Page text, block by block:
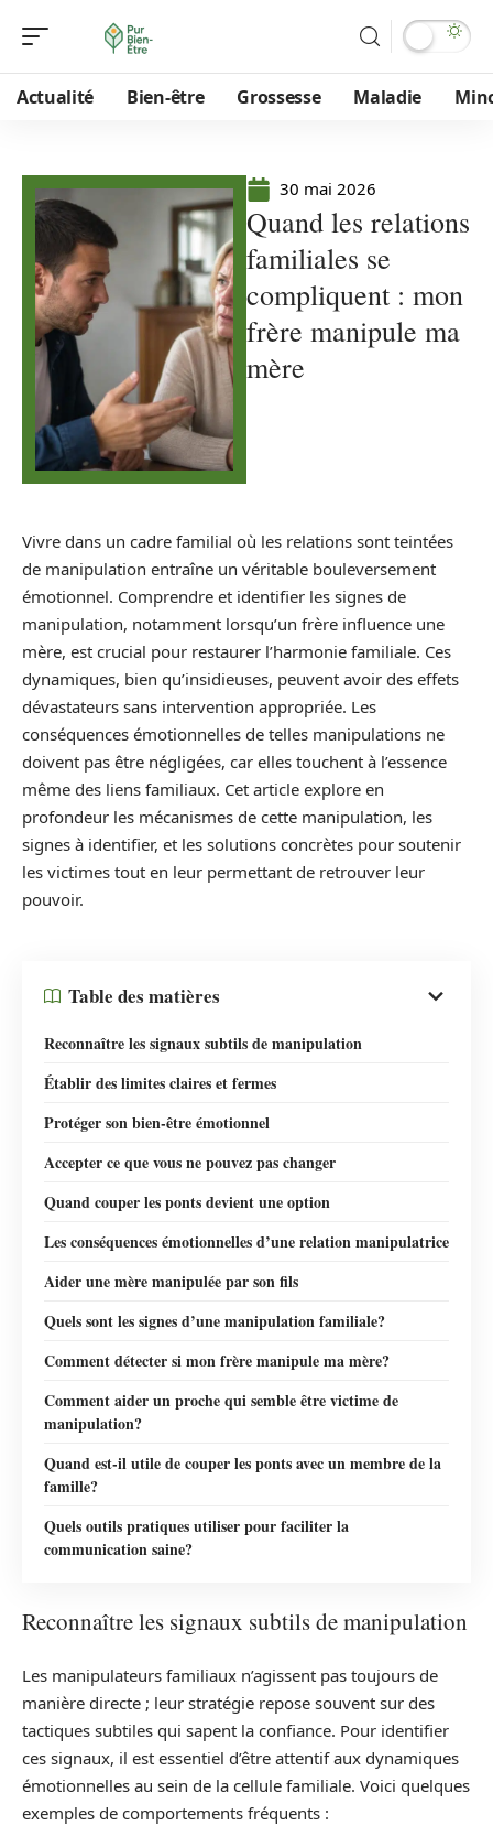
Actualité Bien-être Grossesse Maladie
30 mai 2026
Quand les relations
familiales se
compliquent : mon
frère manipule ma
mère
Vivre dans un cadre familial où les relations sont teintées
de manipulation entraîne un véritable bouleversement
émotionnel. Comprendre et identifier les signes de
manipulation, notamment lorsqu’un frère influence une
mère, est crucial pour restaurer l’harmonie familiale. Ces
dynamiques, bien qu’insidieuses, peuvent avoir des effets
dévastateurs sans intervention appropriée. Les
conséquences émotionnelles de telles manipulations ne
doivent pas être négligées, car elles touchent à l’essence
même des liens familiaux. Cet article explore en
profondeur les mécanismes de cette manipulation, les
signes à identifier, et les solutions concrètes pour soutenir
les victimes tout en leur permettant de retrouver leur
pouvoir.
Table des matières
Reconnaître les signaux subtils de manipulation
Établir des limites claires et fermes
Protéger son bien-être émotionnel
Accepter ce que vous ne pouvez pas changer
Quand couper les ponts devient une option
Les conséquences émotionnelles d’une relation manipulatrice
Aider une mère manipulée par son fils
Quels sont les signes d’une manipulation familiale?
Comment détecter si mon frère manipule ma mère?
Comment aider un proche qui semble être victime de
manipulation?
Quand est-il utile de couper les ponts avec un membre de la
famille?
Quels outils pratiques utiliser pour faciliter la
communication saine?
Reconnaître les signaux subtils de manipulation
Les manipulateurs familiaux n’agissent pas toujours de
manière directe ; leur stratégie repose souvent sur des
tactiques subtiles qui sapent la confiance. Pour identifier
ces signaux, il est essentiel d’être attentif aux dynamiques
émotionnelles au sein de la cellule familiale. Voici quelques
exemples de comportements fréquents :